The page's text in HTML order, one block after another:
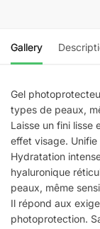
50
ml
Gallery
Gel
types de peaux,
Laisse un fini lisse
effet visage.
Hydratation
hyaluronique
peaux, même
Il répond aux
photoprotection.